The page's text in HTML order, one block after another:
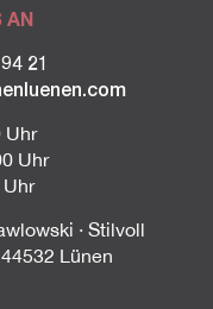
AN
21
Uhr
Uhr
· Stilvoll
Lünen